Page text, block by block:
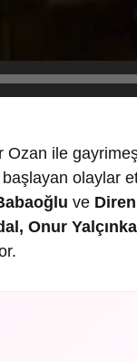
ile
olaylar
ve
Onur